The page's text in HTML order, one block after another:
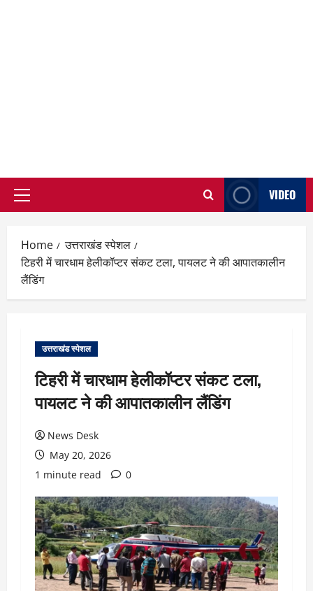
Primary
VIDEO
Home
उत्तराखंड स्पेशल
टिहरी में चारधाम हेलीकॉप्टर संकट टला, पायलट ने की आपातकालीन
लैंडिंग
उत्तराखंड स्पेशल
टिहरी में चारधाम हेलीकॉप्टर संकट टला,
पायलट ने की आपातकालीन लैंडिंग
News Desk
May 20, 2026
1 minute read
0